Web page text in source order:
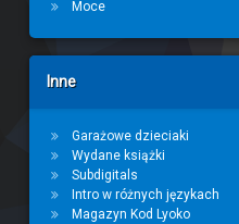
Moce
Inne
Garażowe dzieciaki
Wydane książki
Subdigitals
Intro w różnych językach
Magazyn Kod Lyoko